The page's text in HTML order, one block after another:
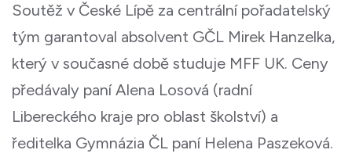
Soutěž v České Lípě za centrální pořadatelský
tým garantoval absolvent GČL Mirek Hanzelka,
který v současné době studuje MFF UK. Ceny
předávaly paní Alena Losová (radní
Libereckého kraje pro oblast školství) a
ředitelka Gymnázia ČL paní Helena Paszeková.